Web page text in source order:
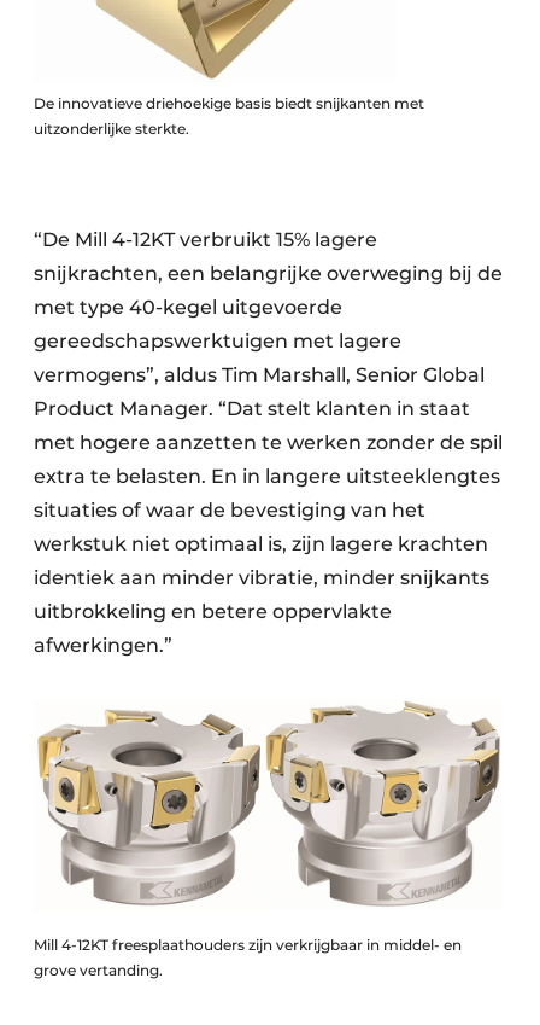
De innovatieve driehoekige basis biedt snijkanten met
uitzonderlijke sterkte.
“De Mill 4-12KT verbruikt 15% lagere
snijkrachten, een belangrijke overweging bij de
met type 40-kegel uitgevoerde
gereedschapswerktuigen met lagere
vermogens”, aldus Tim Marshall, Senior Global
Product Manager. “Dat stelt klanten in staat
met hogere aanzetten te werken zonder de spil
extra te belasten. En in langere uitsteeklengtes
situaties of waar de bevestiging van het
werkstuk niet optimaal is, zijn lagere krachten
identiek aan minder vibratie, minder snijkants
uitbrokkeling en betere oppervlakte
afwerkingen.”
Mill 4-12KT freesplaathouders zijn verkrijgbaar in middel- en
grove vertanding.